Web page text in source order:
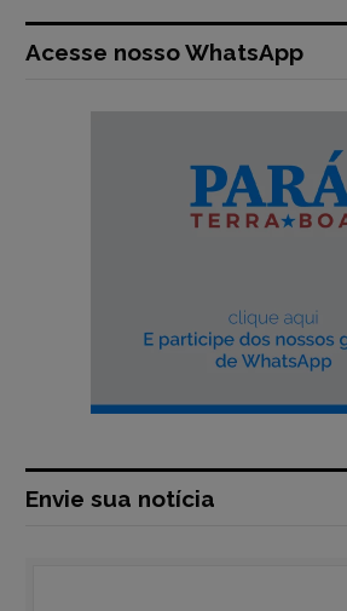
Acesse nosso WhatsApp
Envie sua notícia